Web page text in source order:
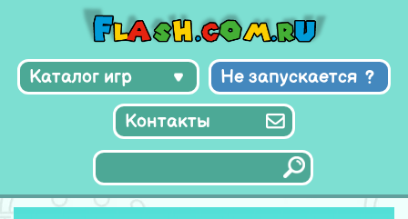
Каталог игр Не запускается
Контакты